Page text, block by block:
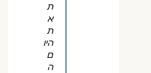
ת
א
ת
היו
ם
ה